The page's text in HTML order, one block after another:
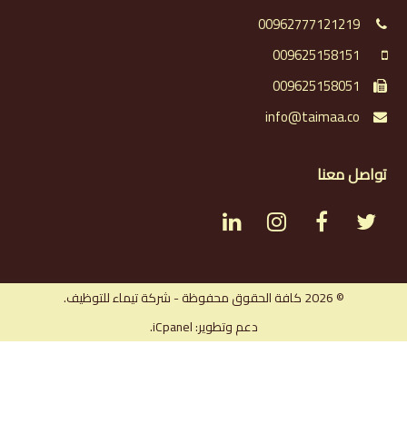
00962777121219
009625158151
009625158051
info@taimaa.co
تواصل معنا
t
c
e
I
s
t
L
n
k
© 2026 كافة الحقوق محفوظة - شركة تيماء للتوظيف.
دعم وتطوير: iCpanel.